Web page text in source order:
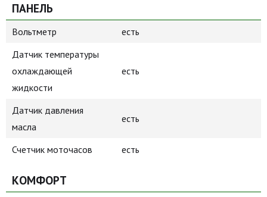
ПАНЕЛЬ
Вольтметр
есть
Датчик температуры
охлаждающей
жидкости
есть
Датчик давления
масла
есть
Счетчик моточасов есть
КОМФОРТ